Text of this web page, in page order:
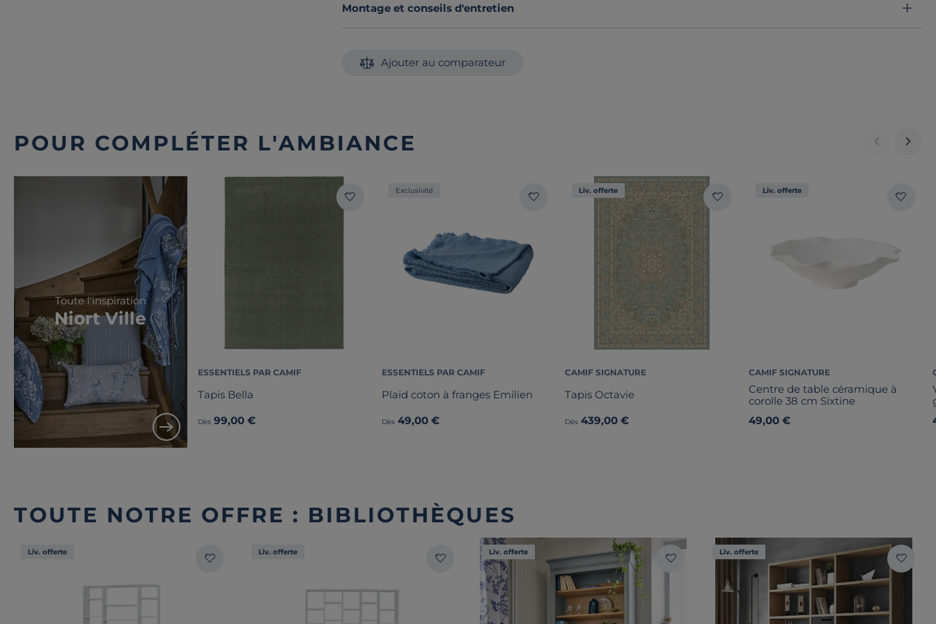
Montage et conseils d'entretien
Ajouter au comparateur
POUR COMPLÉTER L'AMBIANCE
Toute l'inspiration
Niort Ville
ESSENTIELS PAR CAMIF
Tapis Bella
Dès 99,00 €
Exclusivité
ESSENTIELS PAR CAMIF
Plaid coton à franges Emilien
Dès 49,00 €
Liv. offerte
CAMIF SIGNATURE
Tapis Octavie
Dès 439,00 €
Liv. offerte
CAMIF SIGNATURE
Centre de table céramique à
corolle 38 cm Sixtine
49,00 €
TOUTE NOTRE OFFRE : BIBLIOTHÈQUES
Liv. offerte Liv. offerte Liv. offerte Liv. offerte